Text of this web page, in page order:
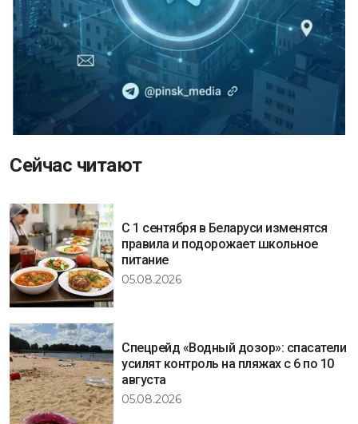
Сейчас читают
С 1 сентября в Беларуси изменятся
правила и подорожает школьное
питание
05.08.2026
Спецрейд «Водный дозор»: спасатели
усилят контроль на пляжах с 6 по 10
августа
05.08.2026